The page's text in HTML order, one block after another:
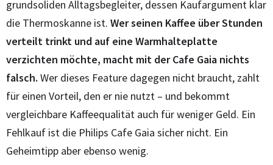
grundsoliden Alltagsbegleiter, dessen Kaufargument klar
die Thermoskanne ist. Wer seinen Kaffee über Stunden
verteilt trinkt und auf eine Warmhalteplatte
verzichten möchte, macht mit der Cafe Gaia nichts
falsch. Wer dieses Feature dagegen nicht braucht, zahlt
für einen Vorteil, den er nie nutzt – und bekommt
vergleichbare Kaffeequalität auch für weniger Geld. Ein
Fehlkauf ist die Philips Cafe Gaia sicher nicht. Ein
Geheimtipp aber ebenso wenig.